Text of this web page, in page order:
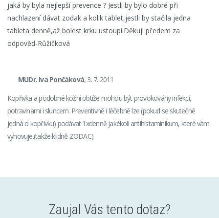
jaká by byla nejlepší prevence ? Jestli by bylo dobré při
nachlazení dávat zodak a kolik tablet,jestli by stačila jedna
tableta denně,až bolest krku ustoupí.Děkuji předem za
odpověd-Růžičková
MUDr. Iva Pončáková, 3. 7. 2011
Kopřivka a podobné kožní obtíže mohou být provokovány infekcí,
potravinami i sluncem. Preventivně i léčebně lze (pokud se skutečně
jedná o kopřivku) podávat 1xdenně jakékoli antihistaminikum, které vám
vyhovuje.(takže klidně ZODAC)
Zaujal Vás tento dotaz?